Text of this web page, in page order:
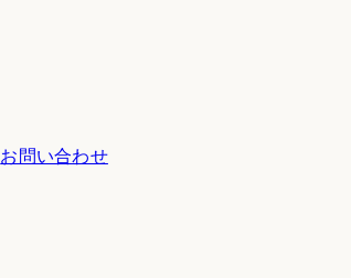
お問い合わせ